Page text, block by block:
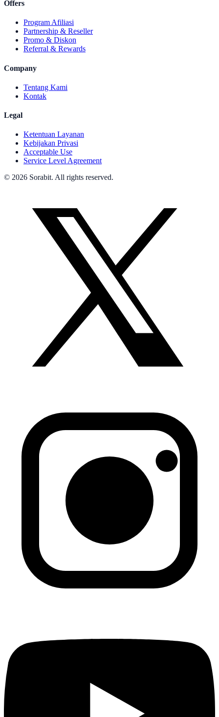
Offers
Program Afiliasi
Partnership & Reseller
Promo & Diskon
Referral & Rewards
Company
Tentang Kami
Kontak
Legal
Ketentuan Layanan
Kebijakan Privasi
Acceptable Use
Service Level Agreement
© 2026 Sorabit. All rights reserved.